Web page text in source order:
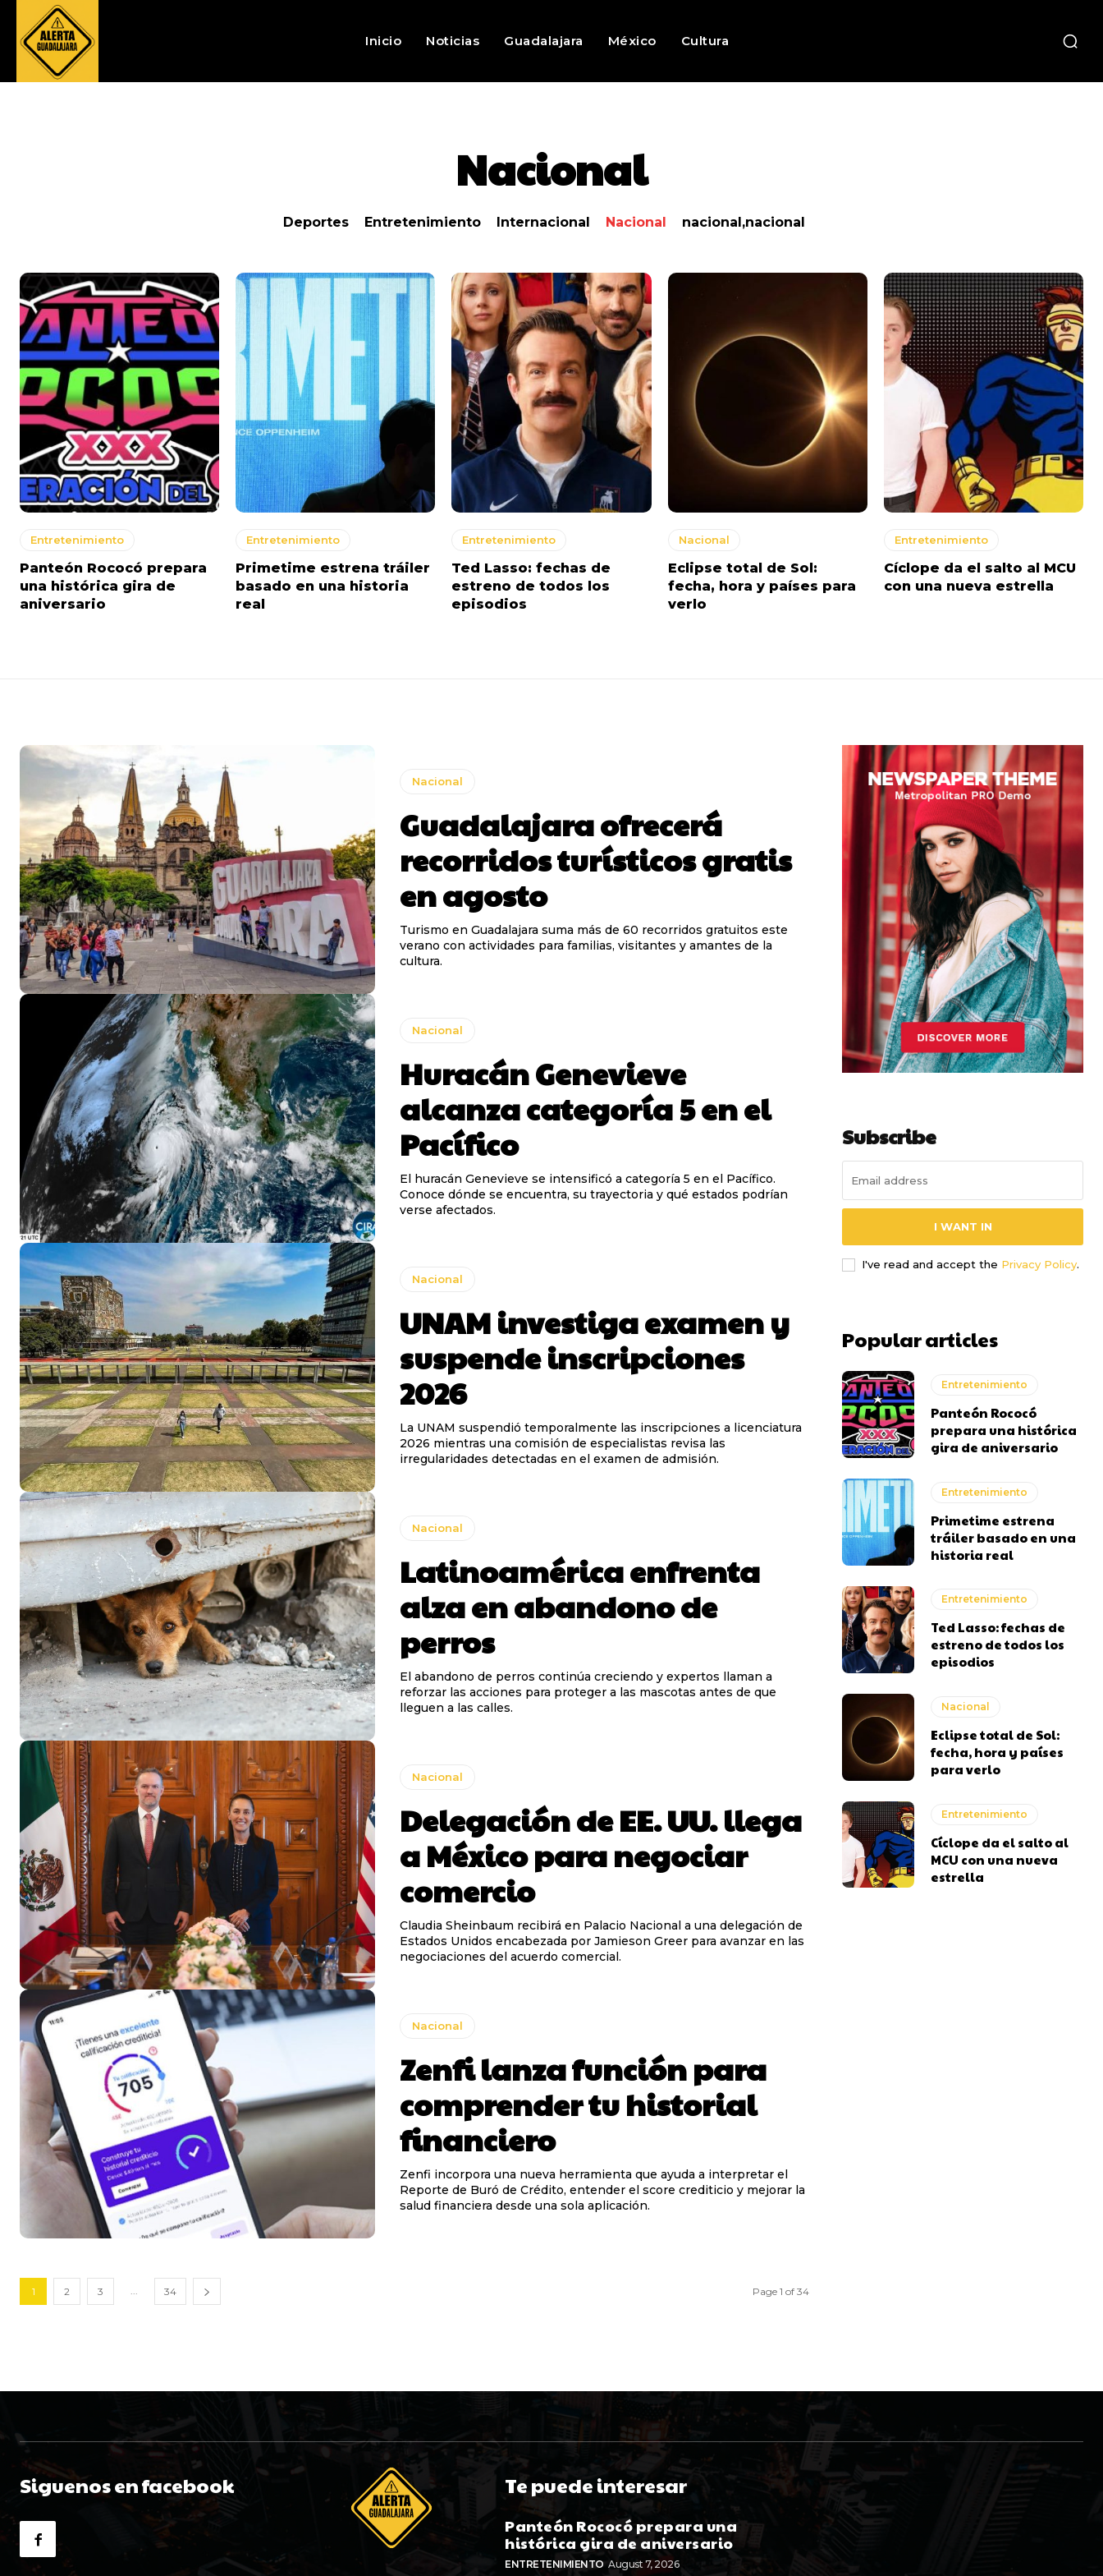
Inicio Noticias Guadalajara México Cultura
Nacional
Deportes Entretenimiento Internacional Nacional nacional,nacional
Entretenimiento
Panteón Rococó prepara
una histórica gira de
aniversario
Entretenimiento
Primetime estrena tráiler
basado en una historia
real
Entretenimiento
Ted Lasso: fechas de
estreno de todos los
episodios
Nacional
Eclipse total de Sol:
fecha, hora y países para
verlo
Entretenimiento
Cíclope da el salto al MCU
con una nueva estrella
Nacional
Guadalajara ofrecerá
recorridos turísticos gratis
en agosto
Turismo en Guadalajara suma más de 60 recorridos gratuitos este
verano con actividades para familias, visitantes y amantes de la
cultura.
Nacional
Huracán Genevieve
alcanza categoría 5 en el
Pacífico
El huracán Genevieve se intensificó a categoría 5 en el Pacífico.
Conoce dónde se encuentra, su trayectoria y qué estados podrían
verse afectados.
Nacional
UNAM investiga examen y
suspende inscripciones
2026
La UNAM suspendió temporalmente las inscripciones a licenciatura
2026 mientras una comisión de especialistas revisa las
irregularidades detectadas en el examen de admisión.
Nacional
Latinoamérica enfrenta
alza en abandono de
perros
El abandono de perros continúa creciendo y expertos llaman a
reforzar las acciones para proteger a las mascotas antes de que
lleguen a las calles.
Nacional
Delegación de EE. UU. llega
a México para negociar
comercio
Claudia Sheinbaum recibirá en Palacio Nacional a una delegación de
Estados Unidos encabezada por Jamieson Greer para avanzar en las
negociaciones del acuerdo comercial.
Nacional
Zenfi lanza función para
comprender tu historial
financiero
Zenfi incorpora una nueva herramienta que ayuda a interpretar el
Reporte de Buró de Crédito, entender el score crediticio y mejorar la
salud financiera desde una sola aplicación.
1 2 3 34 Page 1 of 34
Subscribe
I WANT IN
I've read and accept the Privacy Policy.
Popular articles
Entretenimiento
Panteón Rococó
prepara una histórica
gira de aniversario
Entretenimiento
Primetime estrena
tráiler basado en una
historia real
Entretenimiento
Ted Lasso: fechas de
estreno de todos los
episodios
Nacional
Eclipse total de Sol:
fecha, hora y países
para verlo
Entretenimiento
Cíclope da el salto al
MCU con una nueva
estrella
Siguenos en facebook Te puede interesar
Panteón Rococó prepara una
histórica gira de aniversario
ENTRETENIMIENTO August 7, 2026